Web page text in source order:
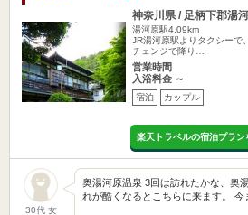
神奈川県 / 足柄下郡湯
湯河原駅4.09km
JR湯河原駅よりタクシーで
チェンジで降り…
営業時間
入浴料金 ～
宿泊 カップル
楽天トラベルの宿泊プラン
30代 女
奥湯河原温泉 3回は訪れたかな、奥
れが酷くなるとこちらに来ます。 今